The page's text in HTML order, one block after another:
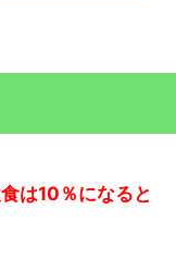
は10％になると